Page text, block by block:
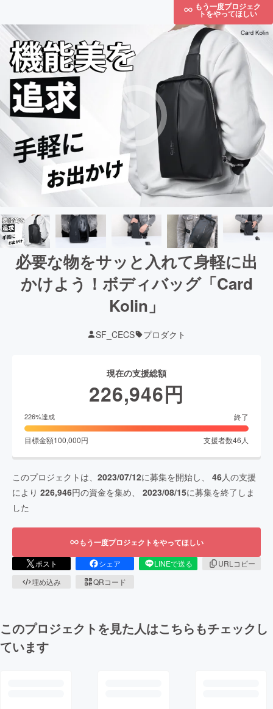
もう一度プロジェク
トをやってほしい
必要な物をサッと入れて身軽に出
かけよう！ボディバッグ「Card
Kolin」
SF_CECS プロダクト
現在の支援総額
226,946円
226%達成 終了
目標金額100,000円 支援者数46 人
このプロジェクトは、 2023/07/12に募集を開始し、 46人の支援
により 226,946円の資金を集め、 2023/08/15に募集を終了しま
した
もう一度プロジェクトをやってほしい
ポスト シェア LINEで送る
URLコピー
埋め込み
QRコード
このプロジェクトを見た人はこちらもチェックし
ています